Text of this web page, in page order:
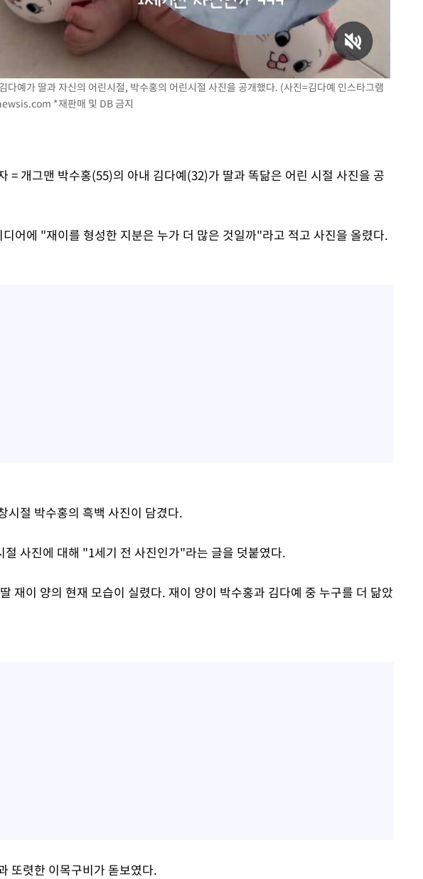
다예가 딸과 자신의 어린시절, 박수홍의 어린시절 사진을 공개했다. (사진=김다예 인스타그램
*재판매 및 DB 금지
= 개그맨 박수홍(55)의 아내 김다예(32)가 딸과 똑닮은 어린 시절 사진을 공
어에 "재이를 형성한 지분은 누가 더 많은 것일까"라고 적고 사진을 올렸다.
시절 박수홍의 흑백 사진이 담겼다.
절 사진에 대해 "1세기 전 사진인가"라는 글을 덧붙였다.
재이 양의 현재 모습이 실렸다. 재이 양이 박수홍과 김다예 중 누구를 더 닮았
또렷한 이목구비가 돋보였다.